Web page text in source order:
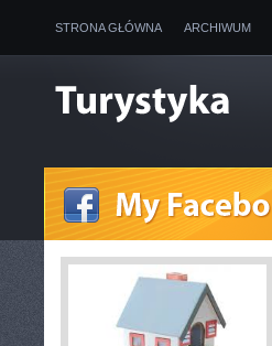
STRONA GŁÓWNA ARCHIWUM